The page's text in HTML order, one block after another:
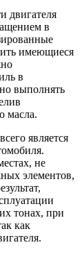
двигателя
в
имеющиеся
в
выполнять
масла.
является
не
элементов,
тонах, при
как